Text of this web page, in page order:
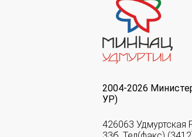
2004-2026
УР)
426063 Удмуртская